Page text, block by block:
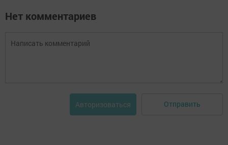
Нет комментариев
Авторизоваться Отправить